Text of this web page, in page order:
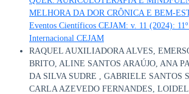
MELHORA DA DOR CRÔNICA E BEM-
Eventos Científicos CEJAM: v. 11 (2024):
Internacional CEJAM
RAQUEL AUXILIADORA ALVES,
BRITO, ALINE SANTOS ARAÚJO, ANA
DA SILVA SUDRE , GABRIELE SANTOS
CARLA AZEVEDO FERNANDES,